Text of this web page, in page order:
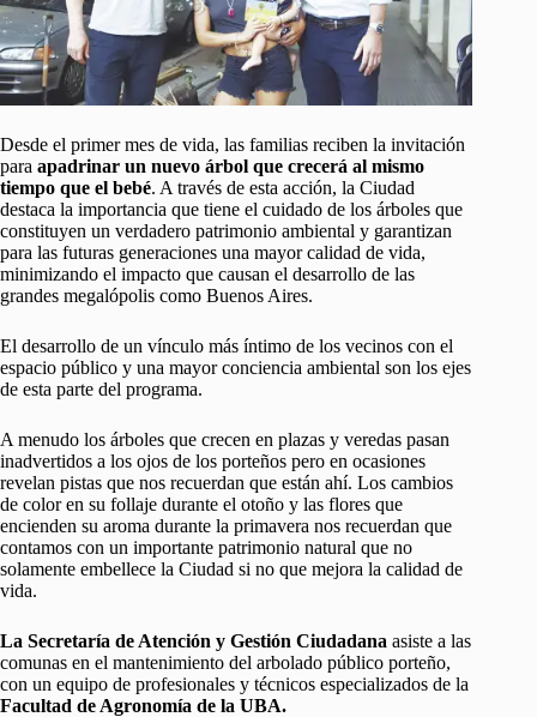
Desde el primer mes de vida, las familias reciben la invitación
para apadrinar un nuevo árbol que crecerá al mismo
tiempo que el bebé. A través de esta acción, la Ciudad
destaca la importancia que tiene el cuidado de los árboles que
constituyen un verdadero patrimonio ambiental y garantizan
para las futuras generaciones una mayor calidad de vida,
minimizando el impacto que causan el desarrollo de las
grandes megalópolis como Buenos Aires.
El desarrollo de un vínculo más íntimo de los vecinos con el
espacio público y una mayor conciencia ambiental son los ejes
de esta parte del programa.
A menudo los árboles que crecen en plazas y veredas pasan
inadvertidos a los ojos de los porteños pero en ocasiones
revelan pistas que nos recuerdan que están ahí. Los cambios
de color en su follaje durante el otoño y las flores que
encienden su aroma durante la primavera nos recuerdan que
contamos con un importante patrimonio natural que no
solamente embellece la Ciudad si no que mejora la calidad de
vida.
La Secretaría de Atención y Gestión Ciudadana asiste a las
comunas en el mantenimiento del arbolado público porteño,
con un equipo de profesionales y técnicos especializados de la
Facultad de Agronomía de la UBA.